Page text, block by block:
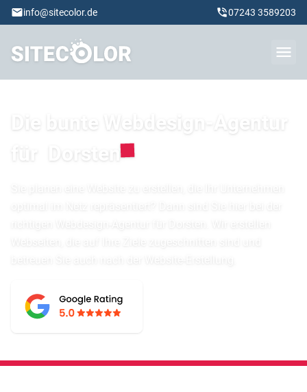
info@sitecolor.de 07243 3589203
Die bunte Webdesign-Agentur
für
Dorsten